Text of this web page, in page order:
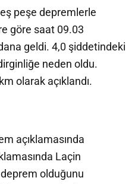
peşe depremlerle
göre saat 09.03
geldi. 4,0 şiddetindeki
neden oldu.
olarak açıklandı.
açıklamasında
Laçin
olduğunu